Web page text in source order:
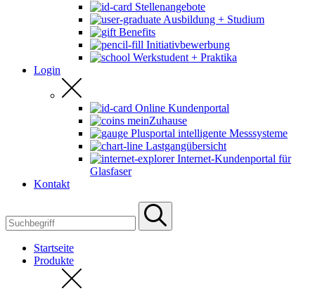
Stellenangebote
Ausbildung + Studium
Benefits
Initiativbewerbung
Werkstudent + Praktika
Login
Online Kundenportal
meinZuhause
Plusportal intelligente Messsysteme
Lastgangübersicht
Internet-Kundenportal für
Glasfaser
Kontakt
Startseite
Produkte